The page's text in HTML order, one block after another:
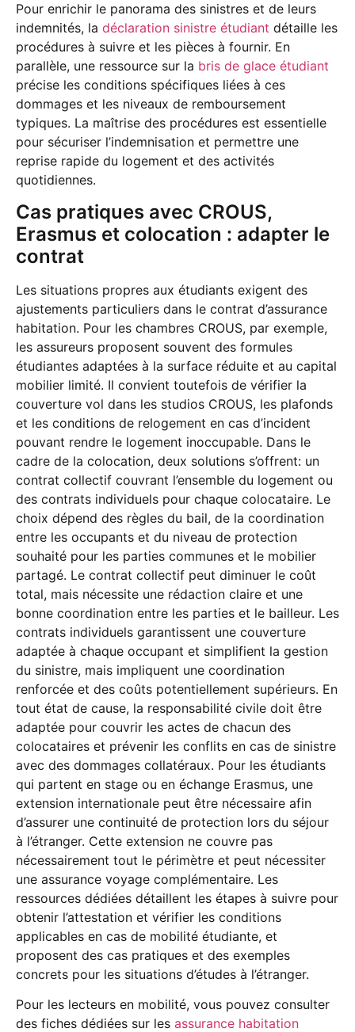
Pour enrichir le panorama des sinistres et de leurs
indemnités, la déclaration sinistre étudiant détaille les
procédures à suivre et les pièces à fournir. En
parallèle, une ressource sur la bris de glace étudiant
précise les conditions spécifiques liées à ces
dommages et les niveaux de remboursement
typiques. La maîtrise des procédures est essentielle
pour sécuriser l’indemnisation et permettre une
reprise rapide du logement et des activités
quotidiennes.
Cas pratiques avec CROUS,
Erasmus et colocation : adapter le
contrat
Les situations propres aux étudiants exigent des
ajustements particuliers dans le contrat d’assurance
habitation. Pour les chambres CROUS, par exemple,
les assureurs proposent souvent des formules
étudiantes adaptées à la surface réduite et au capital
mobilier limité. Il convient toutefois de vérifier la
couverture vol dans les studios CROUS, les plafonds
et les conditions de relogement en cas d’incident
pouvant rendre le logement inoccupable. Dans le
cadre de la colocation, deux solutions s’offrent: un
contrat collectif couvrant l’ensemble du logement ou
des contrats individuels pour chaque colocataire. Le
choix dépend des règles du bail, de la coordination
entre les occupants et du niveau de protection
souhaité pour les parties communes et le mobilier
partagé. Le contrat collectif peut diminuer le coût
total, mais nécessite une rédaction claire et une
bonne coordination entre les parties et le bailleur. Les
contrats individuels garantissent une couverture
adaptée à chaque occupant et simplifient la gestion
du sinistre, mais impliquent une coordination
renforcée et des coûts potentiellement supérieurs. En
tout état de cause, la responsabilité civile doit être
adaptée pour couvrir les actes de chacun des
colocataires et prévenir les conflits en cas de sinistre
avec des dommages collatéraux. Pour les étudiants
qui partent en stage ou en échange Erasmus, une
extension internationale peut être nécessaire afin
d’assurer une continuité de protection lors du séjour
à l’étranger. Cette extension ne couvre pas
nécessairement tout le périmètre et peut nécessiter
une assurance voyage complémentaire. Les
ressources dédiées détaillent les étapes à suivre pour
obtenir l’attestation et vérifier les conditions
applicables en cas de mobilité étudiante, et
proposent des cas pratiques et des exemples
concrets pour les situations d’études à l’étranger.
Pour les lecteurs en mobilité, vous pouvez consulter
des fiches dédiées sur les assurance habitation